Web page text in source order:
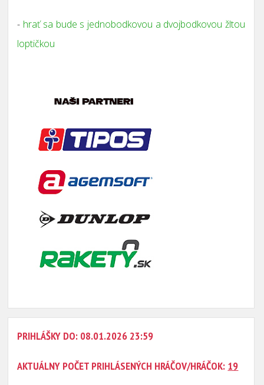
- hrať sa bude s jednobodkovou a dvojbodkovou žltou
loptičkou
PRIHLÁŠKY DO: 08.01.2026 23:59
AKTUÁLNY POČET PRIHLÁSENÝCH HRÁČOV/HRÁČOK: 19